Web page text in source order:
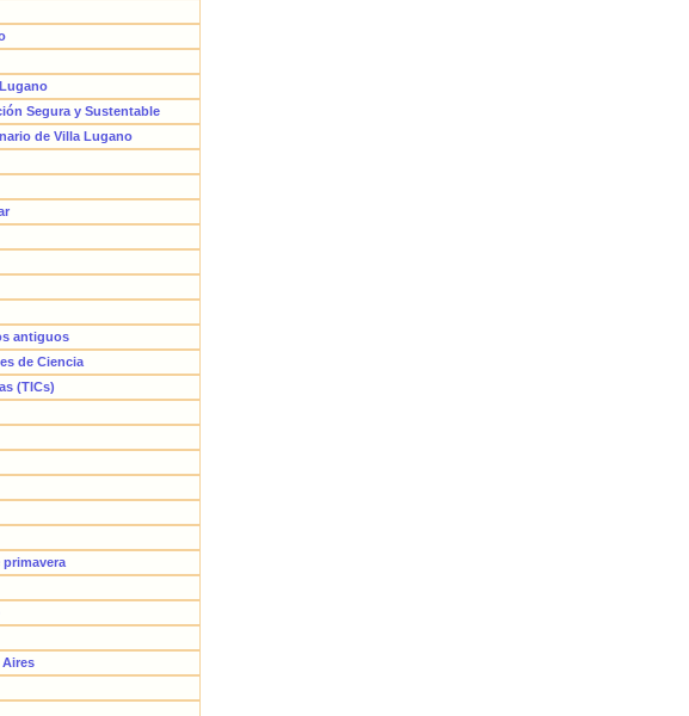
Segura y Sustentable
de Villa Lugano
antiguos
de Ciencia
(TICs)